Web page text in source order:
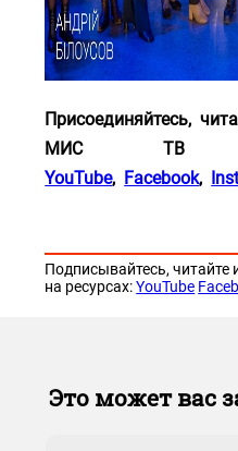
Присоединяйтесь,
МИС ТВ
YouTube, Facebook,
Подписывайтесь,
на ресурсах:YouTube
Это может вас